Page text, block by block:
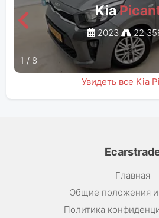
Kia
2023 22
1 / 8
Увидеть все Kia
Главная
Общие положения и
Политика